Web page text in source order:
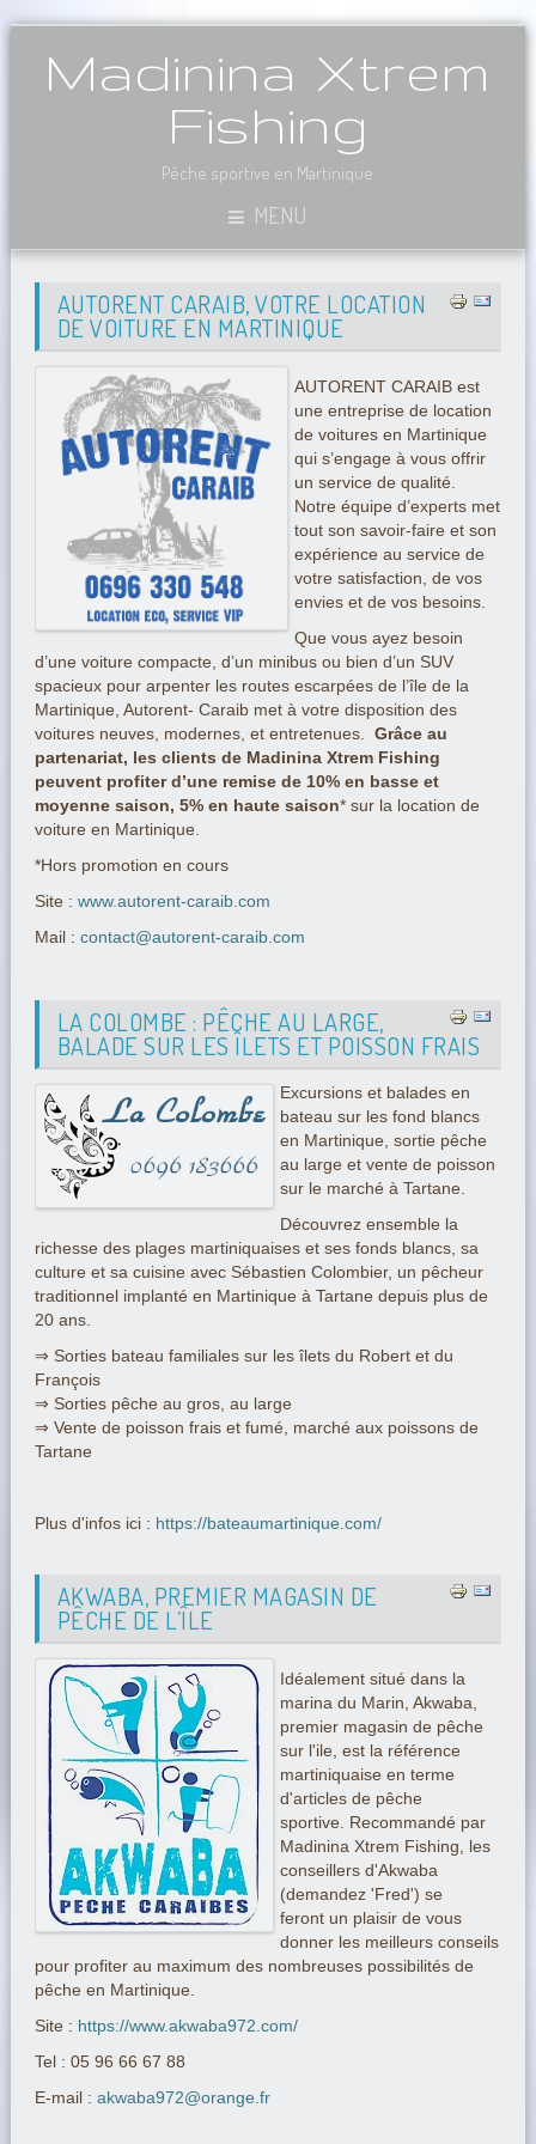
Madinina Xtrem
Fishing
Pêche sportive en Martinique
MENU
AUTORENT CARAIB, VOTRE LOCATION
DE VOITURE EN MARTINIQUE
AUTORENT CARAIB est
une entreprise de location
de voitures en Martinique
qui s’engage à vous offrir
un service de qualité.
Notre équipe d’experts met
tout son savoir-faire et son
expérience au service de
votre satisfaction, de vos
envies et de vos besoins.
Que vous ayez besoin
d’une voiture compacte, d’un minibus ou bien d’un SUV
spacieux pour arpenter les routes escarpées de l’île de la
Martinique, Autorent- Caraib met à votre disposition des
voitures neuves, modernes, et entretenues. Grâce au
partenariat, les clients de Madinina Xtrem Fishing
peuvent profiter d’une remise de 10% en basse et
moyenne saison, 5% en haute saison* sur la location de
voiture en Martinique.
*Hors promotion en cours
Site : www.autorent-caraib.com
Mail : contact@autorent-caraib.com
LA COLOMBE : PÊCHE AU LARGE,
BALADE SUR LES ÎLETS ET POISSON FRAIS
Excursions et balades en
bateau sur les fond blancs
en Martinique, sortie pêche
au large et vente de poisson
sur le marché à Tartane.
Découvrez ensemble la
richesse des plages martiniquaises et ses fonds blancs, sa
culture et sa cuisine avec Sébastien Colombier, un pêcheur
traditionnel implanté en Martinique à Tartane depuis plus de
20 ans.
⇒ Sorties bateau familiales sur les îlets du Robert et du
François
⇒ Sorties pêche au gros, au large
⇒ Vente de poisson frais et fumé, marché aux poissons de
Tartane
Plus d'infos ici : https://bateaumartinique.com/
AKWABA, PREMIER MAGASIN DE
PÊCHE DE L’ÎLE
Idéalement situé dans la
marina du Marin, Akwaba,
premier magasin de pêche
sur l'ile, est la référence
martiniquaise en terme
d'articles de pêche
sportive. Recommandé par
Madinina Xtrem Fishing, les
conseillers d'Akwaba
(demandez 'Fred') se
feront un plaisir de vous
donner les meilleurs conseils
pour profiter au maximum des nombreuses possibilités de
pêche en Martinique.
Site : https://www.akwaba972.com/
Tel : 05 96 66 67 88
E-mail : akwaba972@orange.fr